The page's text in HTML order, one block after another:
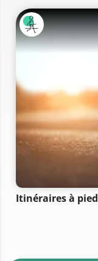
Itinéraires à pied